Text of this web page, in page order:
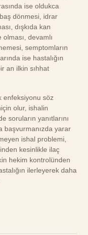
ise oldukca
dönmesi, idrar
dışkıda kan
devamlı
semptomların
ise hastalığın
an ilkin sıhhat
enfeksiyonu söz
olur, ishalin
soruların yanıtlarını
başvurmanızda yarar
ishal problemi,
kesinlikle ilaç
hekim kontrolünden
ilerleyerek daha